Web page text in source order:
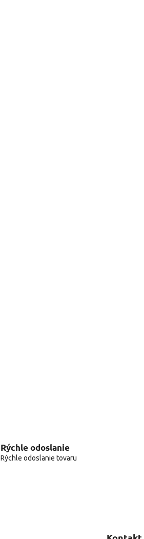
Rýchle odoslanie
Rýchle odoslanie tovaru